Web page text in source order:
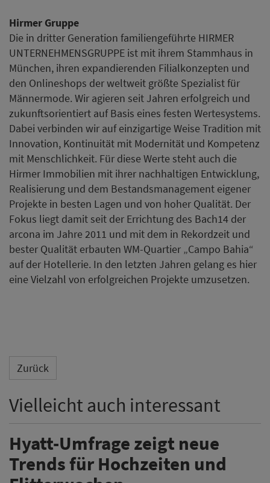
Hirmer Gruppe
Die in dritter Generation familiengeführte HIRMER
UNTERNEHMENSGRUPPE ist mit ihrem Stammhaus in
München, ihren expandierenden Filialkonzepten und
den Onlineshops der weltweit größte Spezialist für
Männermode. Wir agieren seit Jahren erfolgreich und
zukunftsorientiert auf Basis eines festen Wertesystems.
Dabei verbinden wir auf einzigartige Weise Tradition mit
Innovation, Kontinuität mit Modernität und Kompetenz
mit Menschlichkeit. Für diese Werte steht auch die
Hirmer Immobilien mit ihrer nachhaltigen Entwicklung,
Realisierung und dem Bestandsmanagement eigener
Projekte in besten Lagen und von hoher Qualität. Der
Fokus liegt damit seit der Errichtung des Bach14 der
arcona im Jahre 2011 und mit dem in Rekordzeit und
bester Qualität erbauten WM-Quartier „Campo Bahia“
auf der Hotellerie. In den letzten Jahren gelang es hier
eine Vielzahl von erfolgreichen Projekte umzusetzen.
Zurück
Vielleicht auch interessant
Hyatt-Umfrage zeigt neue
Trends für Hochzeiten und